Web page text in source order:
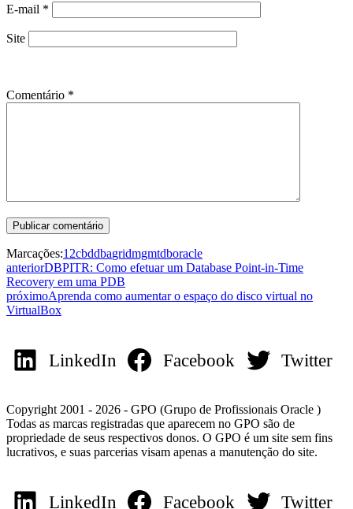
E-mail *
Site
Comentário *
Marcações:12cbddbagridmgmtdboracle
anteriorDBPITR: Como efetuar um Database Point-in-Time
Recovery em uma PDB
próximoAprenda como aumentar o espaço do disco virtual no
VirtualBox
LinkedIn Facebook Twitter
Copyright 2001 - 2026 - GPO (Grupo de Profissionais Oracle )
Todas as marcas registradas que aparecem no GPO são de
propriedade de seus respectivos donos. O GPO é um site sem fins
lucrativos, e suas parcerias visam apenas a manutenção do site.
LinkedIn Facebook Twitter